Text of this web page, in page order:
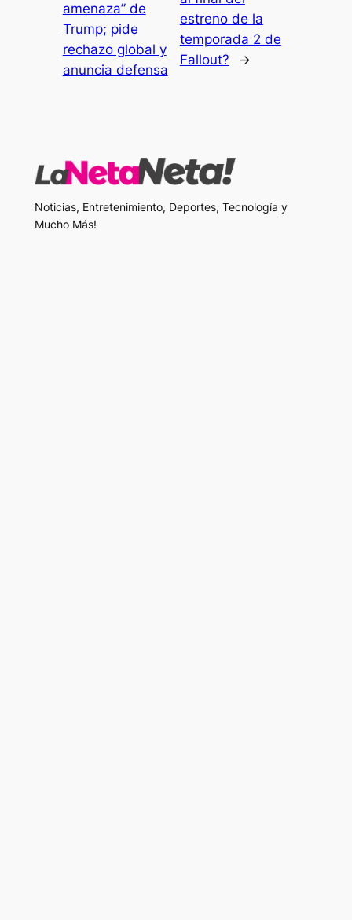
amenaza” de
Trump; pide
rechazo global y
anuncia defensa
estreno de la
temporada 2 de
Fallout?
→
Noticias, Entretenimiento, Deportes, Tecnología y
Mucho Más!